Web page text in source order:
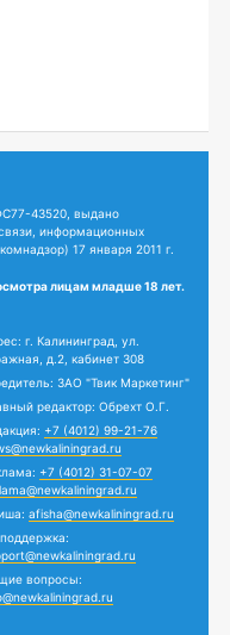
43520, выдано
информационных
17 января 2011 г.
лицам младше 18 лет.
г. Калининград, ул.
д.2, кабинет 308
ЗАО "Твик Маркетинг"
редактор: Обрехт О.Г.
+7 (4012) 99-21-76
+7 (4012) 31-07-07
afisha@newkaliningrad.ru
вопросы: